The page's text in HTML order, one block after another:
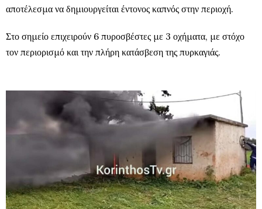
αποτέλεσμα να δημιουργείται έντονος καπνός στην περιοχή.
Στο σημείο επιχειρούν 6 πυροσβέστες με 3 οχήματα, με στόχο
τον περιορισμό και την πλήρη κατάσβεση της πυρκαγιάς.